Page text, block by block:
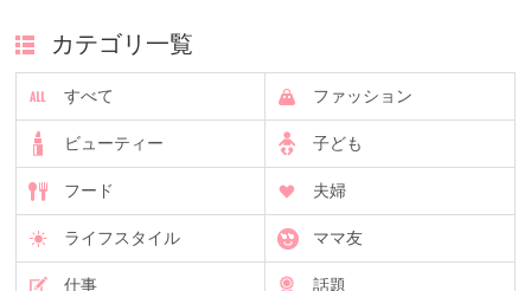
カテゴリ一覧
すべて ファッション
ビューティー 子ども
フード 夫婦
ライフスタイル ママ友
仕事 話題